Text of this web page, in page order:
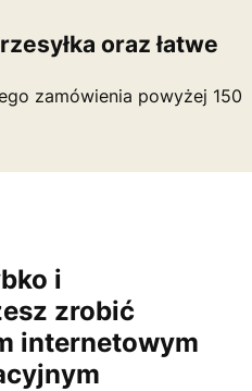
oraz łatwe
zamówienia powyżej 150
i
zrobić
internetowym